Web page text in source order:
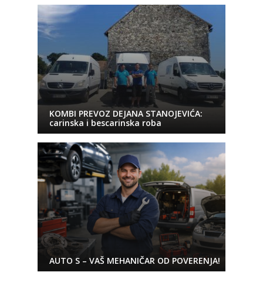
KOMBI PREVOZ DEJANA STANOJEVIĆA:
carinska i bescarinska roba
AUTO S – VAŠ MEHANIČAR OD POVERENJA!